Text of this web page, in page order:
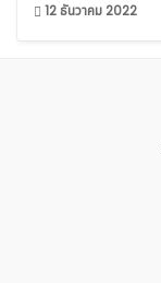
12 ธันวาคม 2022